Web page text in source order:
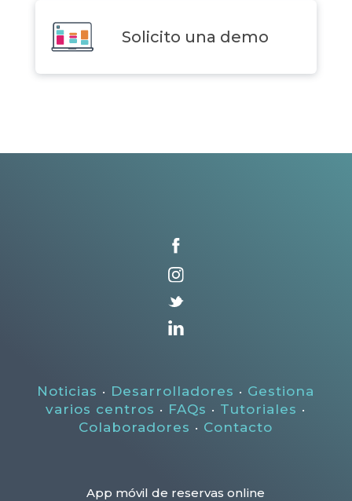
Solicito una demo
Noticias · Desarrolladores · Gestiona
varios centros · FAQs · Tutoriales ·
Colaboradores · Contacto
App móvil de reservas online